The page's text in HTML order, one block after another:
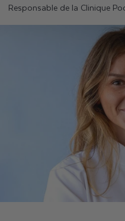
Responsable de la Clinique